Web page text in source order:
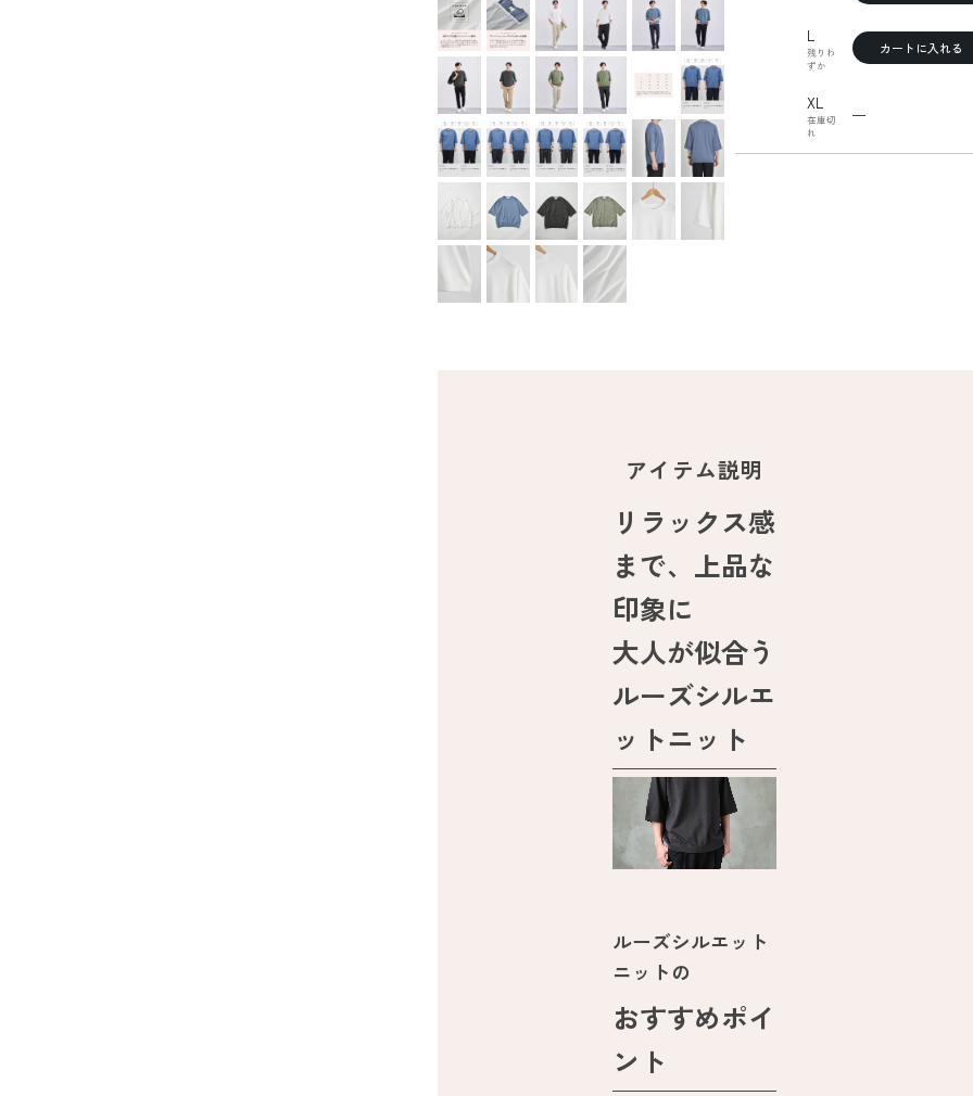
L
残りわ
ずか
カートに入れる
XL
在庫切
れ
—
アイテム説明
リラックス感
まで、上品な
印象に
大人が似合う
ルーズシルエ
ットニット
ルーズシルエット
ニットの
おすすめポイ
ント